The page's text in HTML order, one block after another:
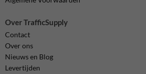
Over TrafficSupply
Contact
Over ons
Nieuws en Blog
Levertijden